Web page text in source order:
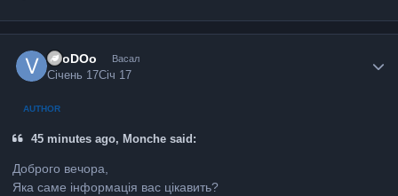
VooDOo Васал
Січень 17Січ 17
AUTHOR
45 minutes ago, Monche said:
Доброго вечора,
Яка саме інформація вас цікавить?